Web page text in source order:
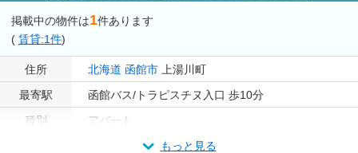
掲載中の物件は1件あります
( 賃貸:1件)
住所 北海道 函館市 上湯川町
最寄駅
函館バス/トラピスチヌ入口 歩10分
種別
アパート
もっと見る